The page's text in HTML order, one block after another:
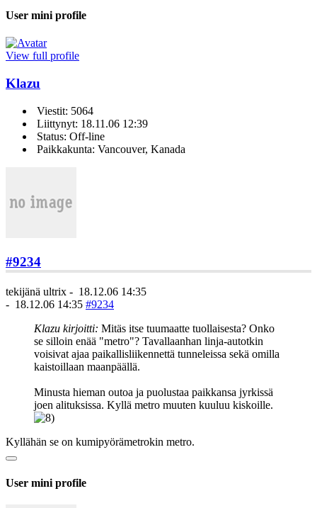
User mini profile
View full profile
Klazu
Viestit: 5064
Liittynyt: 18.11.06 12:39
Status: Off-line
Paikkakunta: Vancouver, Kanada
#9234
tekijänä ultrix - 18.12.06 14:35
- 18.12.06 14:35 #9234
Klazu kirjoitti: Mitäs itse tuumaatte tuollaisesta? Onko
se silloin enää "metro"? Tavallaanhan linja-autotkin
voisivat ajaa paikallisliikennettä tunneleissa sekä omilla
kaistoillaan maanpäällä.
Minusta hieman outoa ja puolustaa paikkansa jyrkissä
joen alituksissa. Kyllä metro muuten kuuluu kiskoille.
Kyllähän se on kumipyörämetrokin metro.
User mini profile